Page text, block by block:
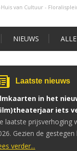
van Cultuur -
NIEUWS
Laatste nieuws
in het
iets
laatste prijsverhoging
Gezien de
noodzakelijk.
verder...